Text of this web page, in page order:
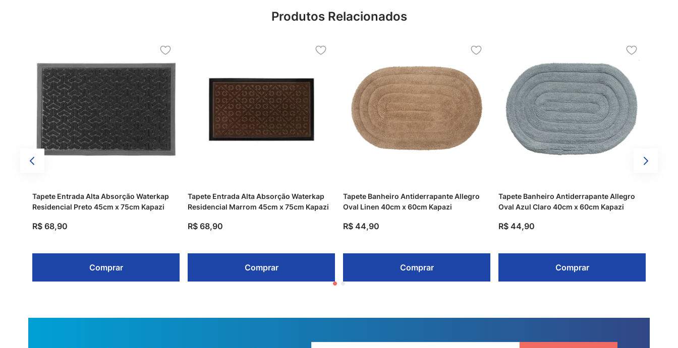
Produtos Relacionados
Tapete Entrada Alta Absorção Waterkap
Residencial Preto 45cm x 75cm Kapazi
R$ 68,90
Comprar
Tapete Entrada Alta Absorção Waterkap
Residencial Marrom 45cm x 75cm Kapazi
R$ 68,90
Comprar
Tapete Banheiro Antiderrapante Allegro
Oval Linen 40cm x 60cm Kapazi
R$ 44,90
Comprar
Tapete Banheiro Antiderrapante Allegro
Oval Azul Claro 40cm x 60cm Kapazi
R$ 44,90
Comprar